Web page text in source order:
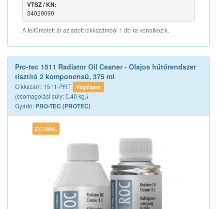
VTSZ / KN:
34029090
A feltüntetett ár az adott cikkszámból 1 db-ra vonatkozik.
Pro-tec 1511 Radiator Oil Ceaner - Olajos hűtőrendszer
tisztító 2 komponensű, 375 ml
Cikkszám: 1511-PRT Vágólapra
(csomagolási súly: 0.40 kg.)
Gyártó: PRO-TEC (PROTEC)
2X188ML